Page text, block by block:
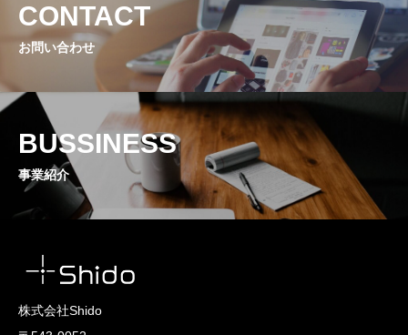
CONTACT
お問い合わせ
BUSSINESS
事業紹介
株式会社Shido